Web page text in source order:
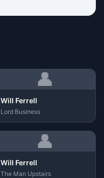
👤
Will Ferrell
Lord Business
👤
Will Ferrell
The Man Upstairs